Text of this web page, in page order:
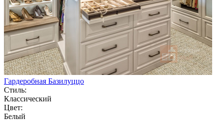
Гардеробная Базилуццо
Стиль:
Классический
Цвет:
Белый